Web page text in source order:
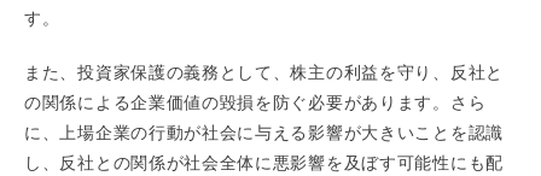
す。
また、投資家保護の義務として、株主の利益を守り、反社と
の関係による企業価値の毀損を防ぐ必要があります。さら
に、上場企業の行動が社会に与える影響が大きいことを認識
し、反社との関係が社会全体に悪影響を及ぼす可能性にも配